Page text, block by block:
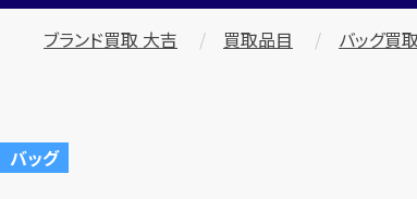
ブランド買取 大吉 買取品目 バッグ買取
バッグ